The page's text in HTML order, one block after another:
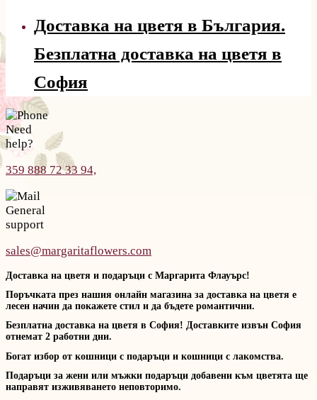
Доставка на цветя в България.
Безплатна доставка на цветя в
София
Need
help?
359 888 72 33 94,
General
support
sales@margaritaflowers.com
Доставка на цветя и подаръци с Маргарита Флауърс!
Поръчката през нашия онлайн магазина за доставка на цветя е
лесен начин да покажете стил и да бъдете романтични.
Безплатна доставка на цветя в София! Доставките извън София
отнемат 2 работни дни.
Богат избор от кошници с подаръци и кошници с лакомства.
Подаръци за жени или мъжки подаръци добавени към цветята ще
направят изживяването неповторимо.